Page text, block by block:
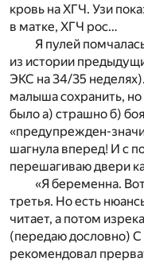
кровь на ХГЧ. Узи
в матке, ХГЧ рос…
Я пулей
из истории
ЭКС на 34/35
малыша сохранить,
было а) страшно б)
«предупрежден-
шагнула вперед! И с
перешагиваю двери
«Я беременна.
третья. Но есть
читает, а потом
(передаю дословно)
рекомендовал